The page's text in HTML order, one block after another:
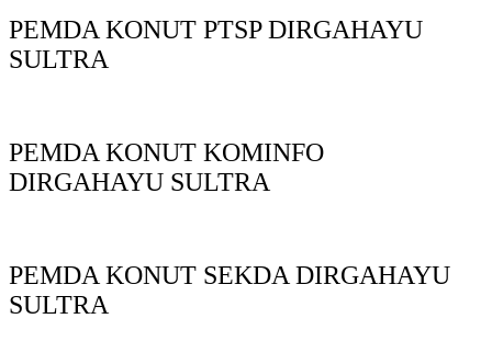
PEMDA KONUT PTSP DIRGAHAYU
SULTRA
PEMDA KONUT KOMINFO
DIRGAHAYU SULTRA
PEMDA KONUT SEKDA DIRGAHAYU
SULTRA